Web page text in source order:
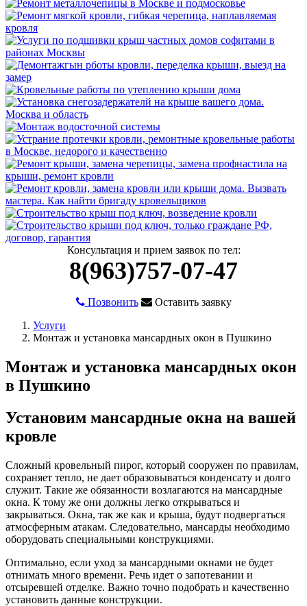
Консультация и прием заявок по тел:
8(963)757-07-47
Позвонить
Оставить заявку
Услуги
Монтаж и установка мансардных окон в Пушкино
Монтаж и установка мансардных окон
в Пушкино
Установим мансардные окна на вашей
кровле
Сложный кровельный пирог, который сооружен по правилам,
сохраняет тепло, не дает образовываться конденсату и долго
служит. Такие же обязанности возлагаются на мансардные
окна. К тому же они должны легко открываться и
закрываться. Окна, так же как и крыша, будут подвергаться
атмосферным атакам. Следовательно, мансарды необходимо
оборудовать специальными конструкциями.
Оптимально, если уход за мансардными окнами не будет
отнимать много времени. Речь идет о запотевании и
отсыревшей отделке. Важно точно подобрать и качественно
установить данные конструкции.